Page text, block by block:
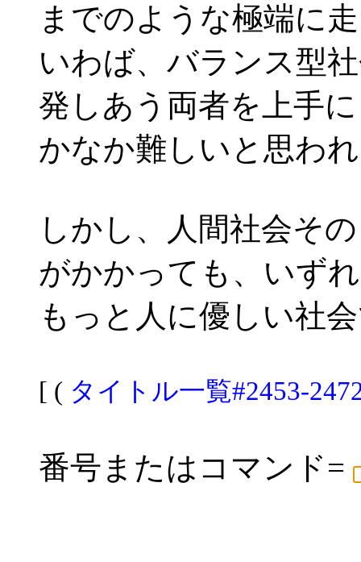
までのような極端に
いわば、バランス型
発しあう両者を上手
かなか難しいと思わ
しかし、人間社会そ
がかかっても、いず
もっと人に優しい社
[ ( タイトル一覧#2453-
番号またはコマンド=